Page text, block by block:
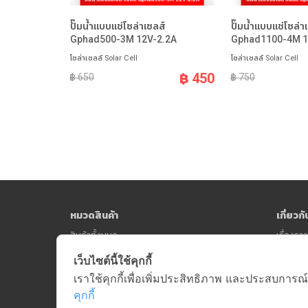
ปั๊มน้ำแบบแช่โซล่าเซลส์
Gphad500-3M 12V-2.2A
โซล่าเซลล์ Solar Cell
฿ 650 ฿ 450
ปั๊มน้ำแบบแช่โซล่า
Gphad1100-4M
โซล่าเซลล์ Solar Cell
฿ 750
หมวดสินค้า
สินค้าทั้งหมด
เกี่ยวกั
เรื่องรา
เว็บไซต์นี้ใช้คุกกี้
เราใช้คุกกี้เพื่อเพิ่มประสิทธิภาพ และประสบกา
คุกกี้